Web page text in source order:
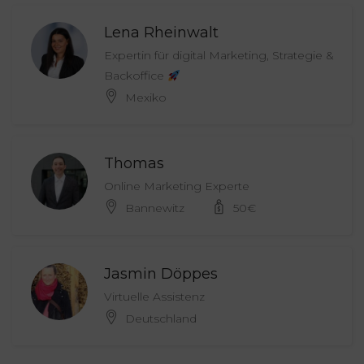
Lena Rheinwalt
Expertin für digital Marketing, Strategie &
Backoffice
Mexiko
Thomas
Online Marketing Experte
Bannewitz
50€
Jasmin Döppes
Virtuelle Assistenz
Deutschland